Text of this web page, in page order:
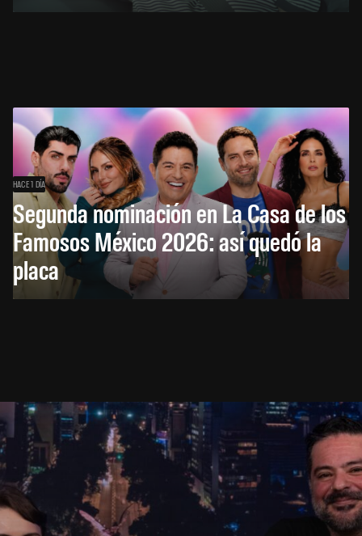
HACE 1 DÍA
Segunda nominación en La Casa de los
Famosos México 2026: así quedó la
placa